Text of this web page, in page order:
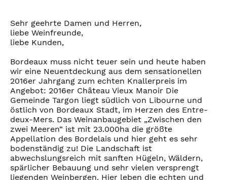
Sehr geehrte Damen und Herren,
liebe Weinfreunde,
liebe Kunden,
Bordeaux muss nicht teuer sein und heute haben
wir eine Neuentdeckung aus dem sensationellen
2016er Jahrgang zum echten Knallerpreis im
Angebot: 2016er Château Vieux Manoir Die
Gemeinde Targon liegt südlich von Libourne und
östlich von Bordeaux Stadt, im Herzen des Entre-
deux-Mers. Das Weinanbaugebiet „Zwischen den
zwei Meeren“ ist mit 23.000ha die größte
Appellation des Bordelais und hier geht es sehr
bodenständig zu! Die Landschaft ist
abwechslungsreich mit sanften Hügeln, Wäldern,
spärlicher Bebauung und sehr vielen versprengt
liegenden Weinbergen. Hier leben die echten und